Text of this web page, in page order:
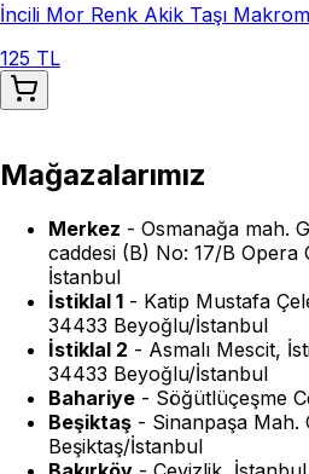
İncili Mor Renk Akik Taşı
125 TL
Mağazalarımız
Merkez - Osmanağa mah.
caddesi (B) No: 17/B Opera
İstanbul
İstiklal 1 - Katip Mustafa
34433 Beyoğlu/İstanbul
İstiklal 2 - Asmalı Mescit,
34433 Beyoğlu/İstanbul
Bahariye - Söğütlüçeşme
Beşiktaş - Sinanpaşa Mah.
Beşiktaş/İstanbul